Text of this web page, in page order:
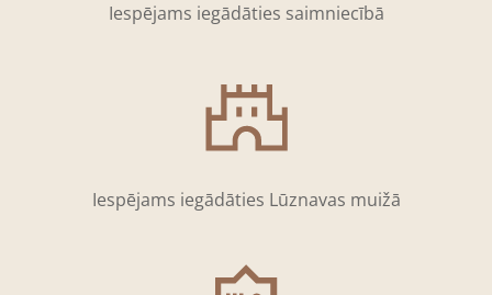
Iespējams iegādāties saimniecībā
Iespējams iegādāties Lūznavas muižā